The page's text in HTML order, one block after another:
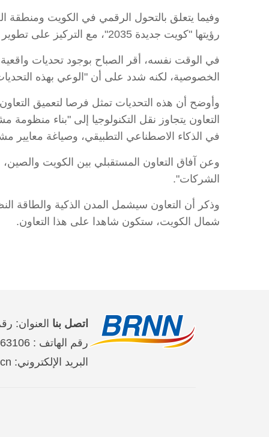
وفيما يتعلق بالتحول الرقمي في الكويت ومنطقة
رؤيتها "كويت جديدة 2035"، مع التركيز على تطوير البنية التحتية الرقمية والهوية الرقمية والتعليم الذكي والطاقة المستدامة.
في الوقت نفسه، أقر الصباح بوجود تحديات
الخصوصية، لكنه شدد على أن "الوعي بهذه
وأوضح أن هذه التحديات تمثل فرصا لتعميق التعاون
التعاون يتجاوز نقل التكنولوجيا إلى "بناء
في الذكاء الاصطناعي التطبيقي، وصياغة معايير
وعن آفاق التعاون المستقبلي بين الكويت والصين،
الشركات".
وذكر أن التعاون سيشمل المدن الذكية والطاقة
شمال الكويت، ستكون شاهدا على هذا التعاون.
اتصل بنا العنوان: رقم 2 على طريق جين تاي شي حي تشاو
رقم الهاتف : 65363106-10-86 、65368220-10-86、65363107-10-86
البريد الإلكتروني: brnn@people.cn